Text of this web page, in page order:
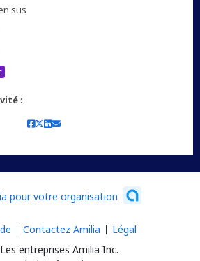
sus
:
pour votre organisation
entreprises Amilia Inc.
Contactez Amilia Légal